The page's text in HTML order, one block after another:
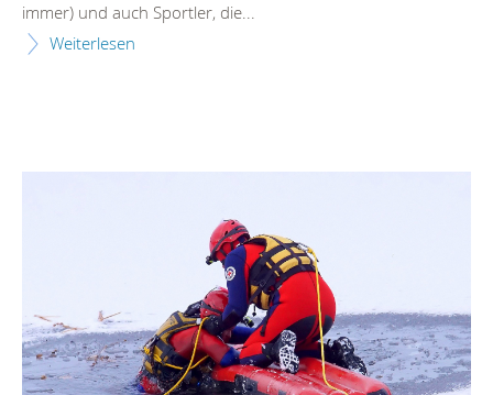
immer) und auch Sportler, die...
Weiterlesen